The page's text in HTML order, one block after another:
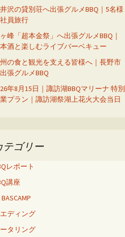
沢の貸別荘へ出張グルメBBQ｜5名様
員旅行
峰「超本金祭」へ出張グルメBBQ｜
酒と楽しむライブバーベキュー
の食と観光を支える皆様へ｜長野市
張グルメBBQ
年8月15日｜諏訪湖BBQマリーナ 特別
プラン｜諏訪湖祭湖上花火大会当日
テゴリー
レポート
講座
ディング
タリング